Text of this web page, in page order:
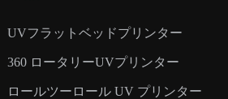
UVフラットベッドプリンター
360 ロータリーUVプリンター
ロールツーロール UV プリンター